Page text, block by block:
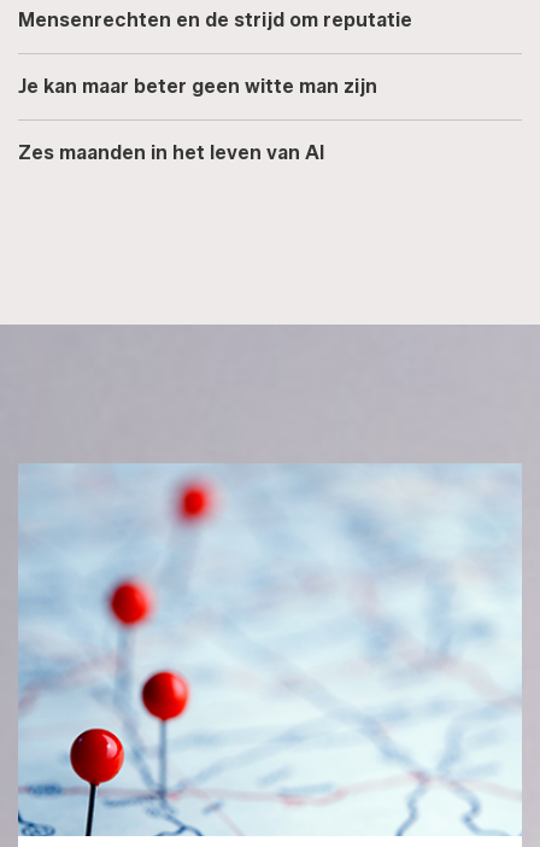
Mensenrechten en de strijd om reputatie
Je kan maar beter geen witte man zijn
Zes maanden in het leven van AI